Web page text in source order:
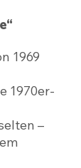
1969
1970er-
–